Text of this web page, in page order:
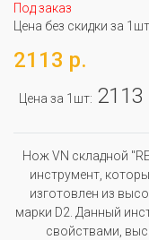
Под заказ
Цена без скидки за
2113 р.
Цена за 1шт: 2113
Нож VN складной
инструмент,
изготовлен из
марки D2. Данный
свойствами,